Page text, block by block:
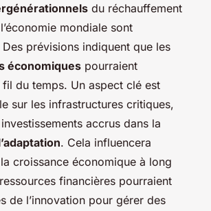
du réchauffement
mondiale sont
prévisions indiquent que les
économiques pourraient
fil du temps. Un aspect clé est
sur les infrastructures critiques,
accrus dans la
. Cela influencera
croissance économique à long
financières pourraient
de l’innovation pour gérer des